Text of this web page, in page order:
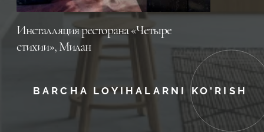
Инсталляция ресторана «Четыре
стихии», Милан
BARCHA LOYIHALARNI KO'RISH